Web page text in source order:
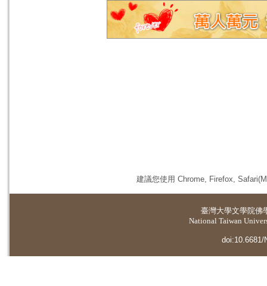
建議您使用 Chrome, Firefox,
臺灣大學文學院佛
National Taiwan
doi:10.6681/